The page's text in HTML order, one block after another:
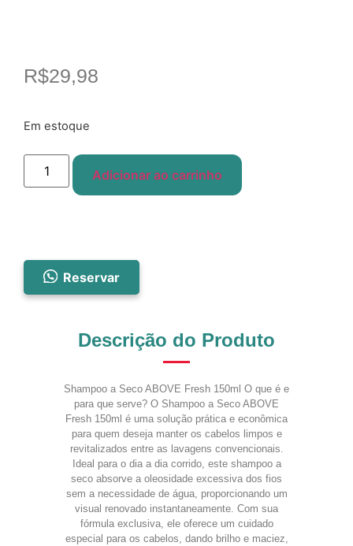
R$29,98
Em estoque
Adicionar ao carrinho
Reservar
Descrição do Produto
Shampoo a Seco ABOVE Fresh 150ml O que é e
para que serve? O Shampoo a Seco ABOVE
Fresh 150ml é uma solução prática e econômica
para quem deseja manter os cabelos limpos e
revitalizados entre as lavagens convencionais.
Ideal para o dia a dia corrido, este shampoo a
seco absorve a oleosidade excessiva dos fios
sem a necessidade de água, proporcionando um
visual renovado instantaneamente. Com sua
fórmula exclusiva, ele oferece um cuidado
especial para os cabelos, dando brilho e maciez,